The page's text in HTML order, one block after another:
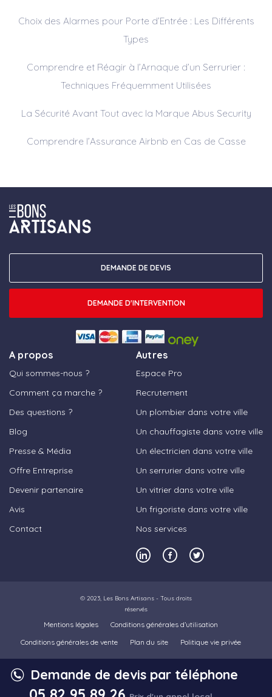
Choix des Alarmes pour Porte d’Entrée : Les Différents
Types
Comprendre et Réagir à l’Arnaque d’un Serrurier :
Techniques Fréquemment Utilisées
La Sécurité Avant Tout avec la Marque Abus Security
Comprendre l’Assurance Airbnb en Cas de Casse
A propos
Qui sommes-nous ?
Comment ça marche ?
Des questions ?
Blog
Presse & Média
Offre Entreprise
Devenir partenaire
Avis
Contact
Autres
Espace Pro
Recrutement
Un plombier dans votre ville
Un chauffagiste dans votre ville
Un électricien dans votre ville
Un serrurier dans votre ville
Un vitrier dans votre ville
Un frigoriste dans votre ville
Nos services
DEMANDE DE DEVIS
DEMANDE D'INTERVENTION
© 2023, Les Bons Artisans - Tous droits
réservés
Mentions légales
Conditions générales d’utilisation
Conditions générales de vente
Plan du site Politique vie privée
Demande de devis par téléphone